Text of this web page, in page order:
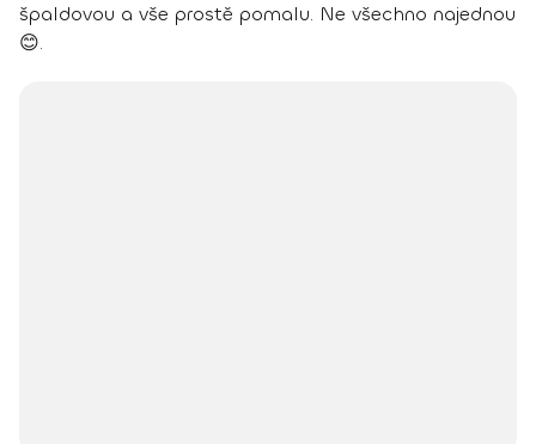
špaldovou a vše prostě pomalu. Ne všechno najednou
😊.